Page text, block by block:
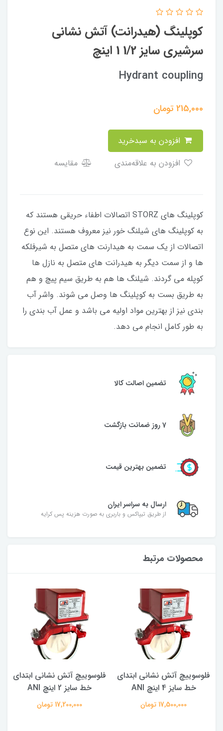
کوپلینگ (هیدرانت) آتش نشانی
سرشیری سایز 1/2 1 اینچ
Hydrant coupling
215,000تومان
مقایسه
کوپلینگ های STORZ اتصالات اطفاء حریقی هستند که
به کوپلینگ های شیلنگ خور نیز معروف هستند. این نوع
اتصالات از یک سمت به هیدارنت های متصل به شیرفلکه
ها و از سمت دیگر به هیدرانت های متصل به نازل ها
کوپله می گردند. شیلنگ ها هم به طریق سیم پیچ و هم
به طریق بست به کوپلینگ ها وصل می شوند. واشر آب
بندی نیز از بهترین مواد اولیه می باشد و عمل آب بندی را
به طور کامل انجام می دهد.
تضمین اصالت کالا
7 روز ضمانت بازگشت
تضمین بهترین قیمت
ارسال به سراسر ایران
از طریق تیپاکس و باربری به صورت هزینه پس کرایه
محصولات مرتبط
فلوسوییچ آتش نشانی ابتدای
خط سایز 4 اینچ ANI
17,500,000 تومان
فلوسوییچ آتش نشانی ابتدای
خط سایز 2 اینچ ANI
17,200,000 تومان